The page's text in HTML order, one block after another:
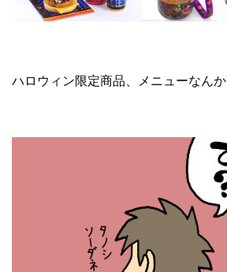
ハロウィン限定商品、メニューなん